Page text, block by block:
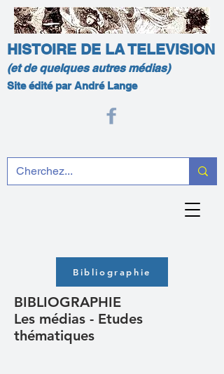
HISTOIRE DE LA TELEVISION
(et de quelques autres médias)
Site édité par André Lange
Bibliographie
BIBLIOGRAPHIE
Les médias - Etudes
thématiques